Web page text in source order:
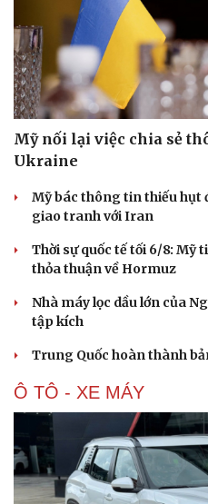
Mỹ nối lại việc chia sẻ
Ukraine
Mỹ bác thông tin thiếu hụt
giao tranh với Iran
Thời sự quốc tế tối 6/8: Mỹ
thỏa thuận về Hormuz
Nhà máy lọc dầu lớn của
tập kích
Trung Quốc hoàn thành
Ô TÔ - XE MÁY